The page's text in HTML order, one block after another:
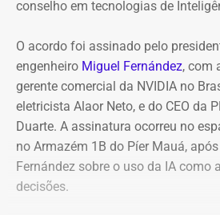
Santos, válido pelo Brasileirão
Futebol (CBF). “por conta dos
fortes ventos no Rio de Janeiro”, o
mudança de data para segunda
conselho em tecnologias de
O acordo foi assinado pelo
engenheiro Miguel Fernández, com
gerente comercial da NVIDIA no
eletricista Alaor Neto, e do CEO da
Duarte. A assinatura ocorreu no
no Armazém 1B do Píer Mauá,
Fernández sobre o uso da IA como
decisões.